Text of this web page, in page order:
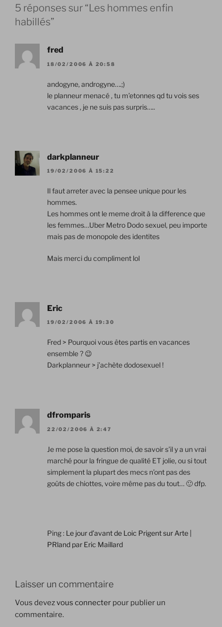
5 réponses sur “Les hommes enfin
habillés”
fred
18/02/2006 À 20:58
andogyne, androgyne….;)
le planneur menacé , tu m’etonnes qd tu vois ses
vacances , je ne suis pas surpris…..
darkplanneur
19/02/2006 À 15:22
Il faut arreter avec la pensee unique pour les
hommes.
Les hommes ont le meme droit à la difference que
les femmes…Uber Metro Dodo sexuel, peu importe
mais pas de monopole des identites
Mais merci du compliment lol
Eric
19/02/2006 À 19:30
Fred > Pourquoi vous êtes partis en vacances
ensemble ? 😉
Darkplanneur > j’achète dodosexuel !
dfromparis
22/02/2006 À 2:47
Je me pose la question moi, de savoir s’il y a un vrai
marché pour la fringue de qualité ET jolie, ou si tout
simplement la plupart des mecs n’ont pas des
goûts de chiottes, voire même pas du tout… 🙂 dfp.
Ping : Le jour d’avant de Loic Prigent sur Arte |
PRland par Eric Maillard
Laisser un commentaire
Vous devezvous connecter pour publier un
commentaire.